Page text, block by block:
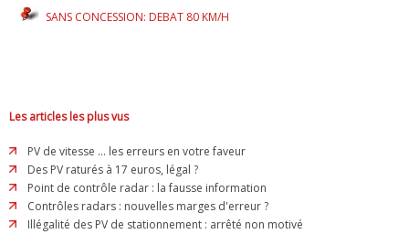
SANS CONCESSION: DEBAT 80 KM/H
Les articles les plus vus
PV de vitesse ... les erreurs en votre faveur
Des PV raturés à 17 euros, légal ?
Point de contrôle radar : la fausse information
Contrôles radars : nouvelles marges d'erreur ?
Illégalité des PV de stationnement : arrêté non motivé